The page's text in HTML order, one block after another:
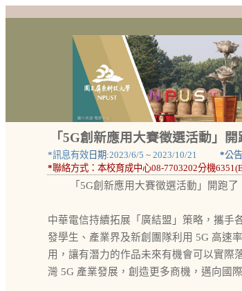
「5G創新應用大賽徵選活動」
*訊息有效日期:2023/6/5 ~ 2023/10/21 *公
*聯絡方式： 本校育成中心08-7703202分機
「5G創新應用大賽徵選活動」開跑
中華電信持續拓展「廣結盟」策略，攜手
發學生、產業界及新創團隊利用 5G 高速
用，讓有潛力的作品未來有機會可以實際
灣 5G 產業發展，創造更多商機，邁向國際